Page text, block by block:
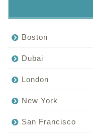
Boston
Dubai
London
New York
San Francisco